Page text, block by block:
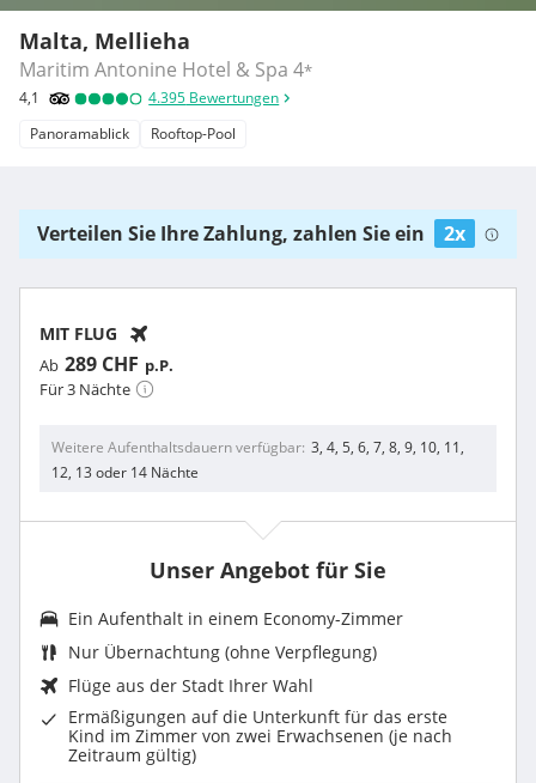
Malta, Mellieha
Maritim Antonine Hotel & Spa 4*
4,1 4.395 Bewertungen
Panoramablick
Rooftop-Pool
Verteilen Sie Ihre Zahlung, zahlen Sie ein 2x
MIT FLUG
Ab 289 CHF p.P.
Für 3 Nächte
Weitere Aufenthaltsdauern verfügbar 3, 4, 5, 6, 7, 8, 9, 10, 11,
12, 13 oder 14 Nächte
Unser Angebot für Sie
Ein Aufenthalt in einem Economy-Zimmer
Nur Übernachtung (ohne Verpflegung)
Flüge aus der Stadt Ihrer Wahl
Ermäßigungen auf die Unterkunft für das erste
Kind im Zimmer von zwei Erwachsenen (je nach
Zeitraum gültig)